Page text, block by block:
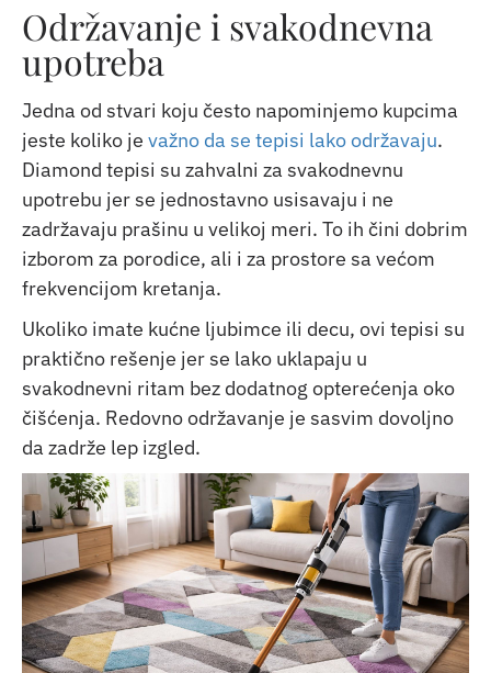
Održavanje i svakodnevna
upotreba
Jedna od stvari koju često napominjemo kupcima
jeste koliko je važno da se tepisi lako održavaju.
Diamond tepisi su zahvalni za svakodnevnu
upotrebu jer se jednostavno usisavaju i ne
zadržavaju prašinu u velikoj meri. To ih čini dobrim
izborom za porodice, ali i za prostore sa većom
frekvencijom kretanja.
Ukoliko imate kućne ljubimce ili decu, ovi tepisi su
praktično rešenje jer se lako uklapaju u
svakodnevni ritam bez dodatnog opterećenja oko
čišćenja. Redovno održavanje je sasvim dovoljno
da zadrže lep izgled.